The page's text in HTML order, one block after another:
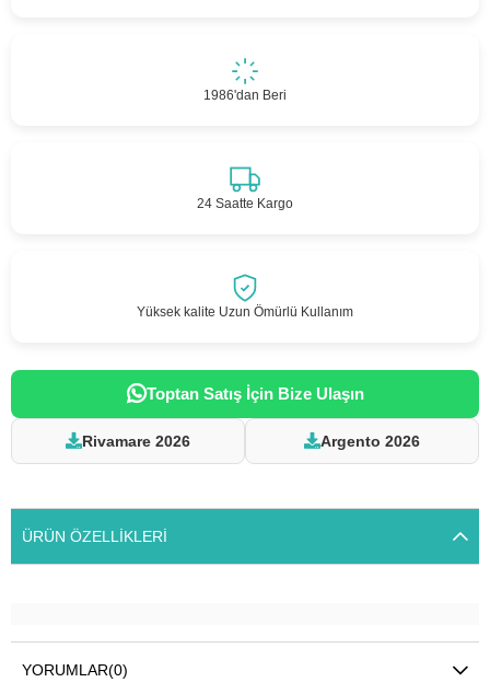
1986'dan Beri
24 Saatte Kargo
Yüksek kalite Uzun Ömürlü Kullanım
Toptan Satış İçin Bize Ulaşın
Rivamare 2026 Argento 2026
ÜRÜN ÖZELLIKLERI
YORUMLAR(0)